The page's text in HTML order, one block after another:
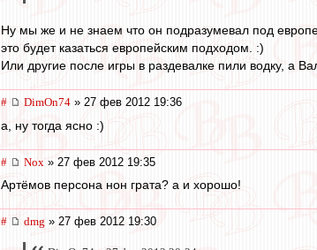
Ну мы же и не знаем что он подразумевал под
это будет казаться европейским подходом. :)
Или другие после игры в раздевалке пили водку, а
# DimOn74 » 27 фев 2012 19:36
а, ну тогда ясно :)
# Nox » 27 фев 2012 19:35
Артёмов персона нон грата? а и хорошо!
# dmg » 27 фев 2012 19:30